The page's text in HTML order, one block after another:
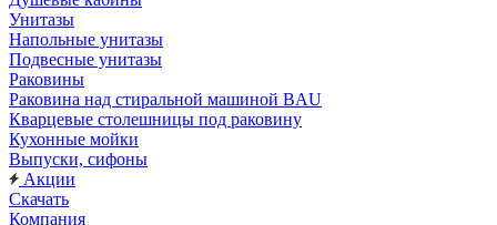
Унитазы
Напольные унитазы
Подвесные унитазы
Раковины
Раковина над стиральной машиной BAU
Кварцевые столешницы под раковину
Кухонные мойки
Выпуски, сифоны
Акции
Скачать
Компания